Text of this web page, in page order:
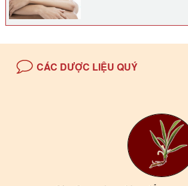
CÁC DƯỢC LIỆU QUÝ